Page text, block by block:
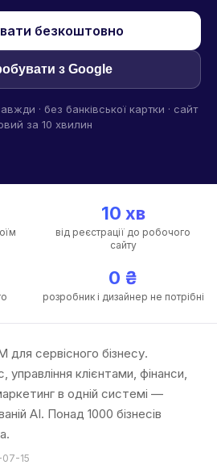
безкоштовно
з Google
· без банківської картки · сайт
за 10 хвилин
10 хв
від реєстрації до робочого
сайту
0 ₴
розробник і дизайнер не потрібні
сервісного бізнесу.
клієнтами, фінанси,
в одній системі —
AI. Понад 1000 бізнесів
15